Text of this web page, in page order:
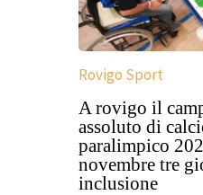
Rovigo Sport
A rovigo il
assoluto di
paralimpico
novembre tre
inclusione